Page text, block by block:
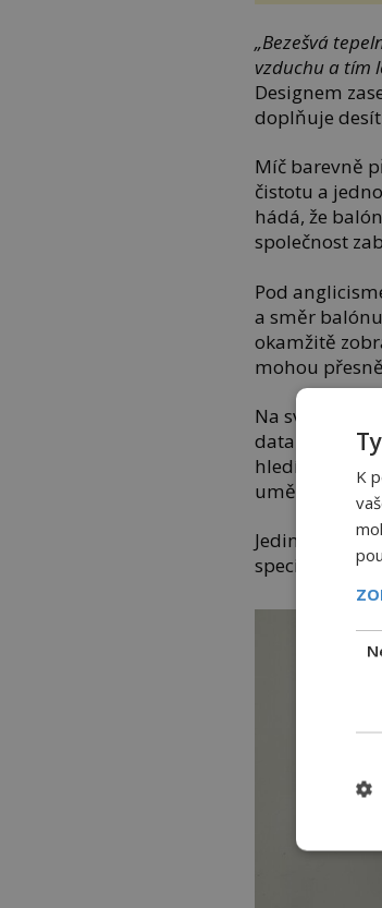
„Bezešvá
vzduchu a tím
Designem
doplňuje
Míč barevně
čistotu a
hádá, že
společnost
Pod
a směr
okamžitě
mohou
Na své si
data jako je
hledí
umělá
Jedinou
speciální
K